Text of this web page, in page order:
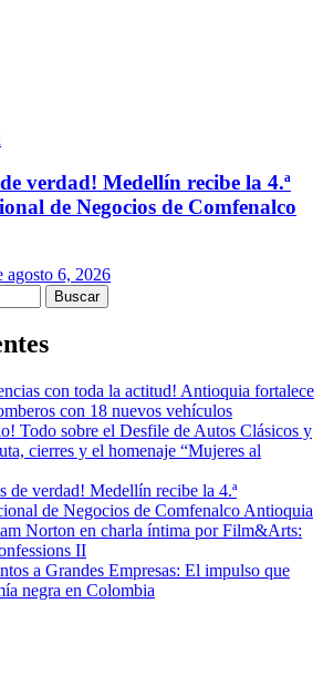
verdad! Medellín recibe la 4.ª
de Negocios de Comfenalco
agosto 6, 2026
con toda la actitud! Antioquia fortalece
con 18 nuevos vehículos
Todo sobre el Desfile de Autos Clásicos y
cierres y el homenaje “Mujeres al
de verdad! Medellín recibe la 4.ª
de Negocios de Comfenalco Antioquia
Norton en charla íntima por Film&Arts:
II
a Grandes Empresas: El impulso que
negra en Colombia